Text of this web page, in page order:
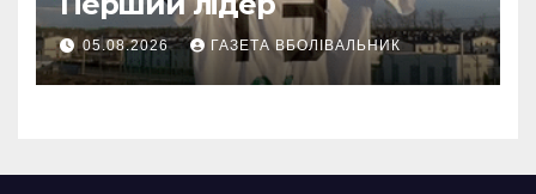
05.08.2026 ГАЗЕТА ВБОЛІВАЛЬНИК